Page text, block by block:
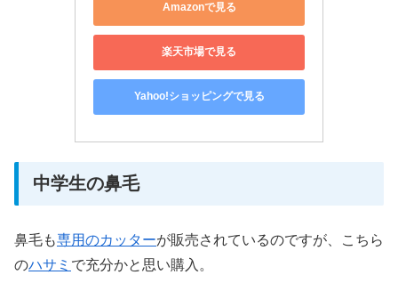
Amazonで見る
楽天市場で見る
Yahoo!ショッピングで見る
中学生の鼻毛
鼻毛も専用のカッターが販売されているのですが、こちら
のハサミ で充分かと思い購入。